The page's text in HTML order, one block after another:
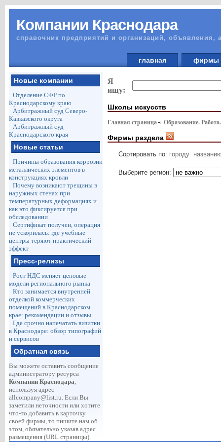
Компании Краснодара
справочник предприятий и организаций, объявления,
главная
Новые компании
Отделение СФР по
Краснодарскому краю
Арбитражный суд Северо-
Кавказского округа
Арбитражный суд
Краснодарского края
Новые статьи
Причины образования коррозии
металлических элементов в
конструкциях кровли
Почему возникают трещины в
наружных стенах при
температурных деформациях и
как это фиксируется при
обследовании
Сертификат получен, операция
не ускорилась: где учебные
центры теряют практический
эффект
Пресс-релизы
Рост НДС меняет ценовые
модели регионального рынка
Кто занимается внутренней
отделкой коммерческих
помещений в Краснодарском
крае: рекомендации и отзывы
Где срочно напечатать визитки
в Краснодаре: обзор типографий
и сервисов
Обратная связь
Вы можете оставить сообщение
администратору ресурса
Компании Краснодара,
используя адрес
allcompany@list.ru. Если Вы
заметили неточности или хотите
что-то добавить в карточку
своей фирмы, то пишите нам об
этом, обязательно указав адрес
размещения (URL страницы).
Я
ищу:
Школы искусств
Главная страница Образование.
Фирмы раздела
Сортировать по: городу
Выберите регион: